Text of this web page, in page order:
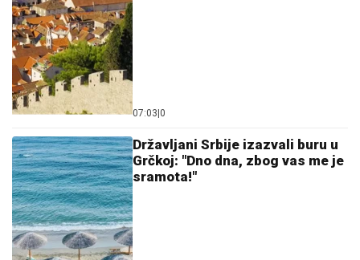
07:03 0
Državljani Srbije izazvali buru u
Grčkoj: "Dno dna, zbog vas me je
sramota!"